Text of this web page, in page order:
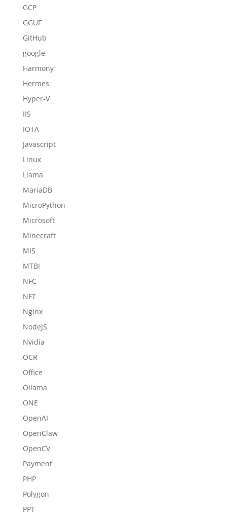
GCP
GGUF
GitHub
google
Harmony
Hermes
Hyper-V
IIS
IOTA
Javascript
Linux
Llama
MariaDB
MicroPython
Microsoft
Minecraft
MIS
MTBI
NFC
NFT
Nginx
NodeJS
Nvidia
OCR
Office
Ollama
ONE
OpenAI
OpenClaw
OpenCV
Payment
PHP
Polygon
PPT